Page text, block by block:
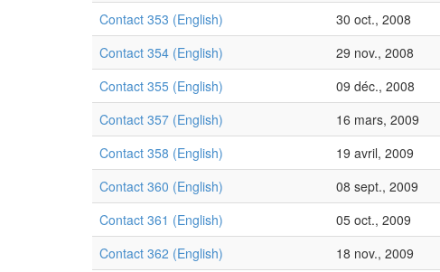
Contact 353 (English)
30 oct., 2008
Contact 354 (English)
29 nov., 2008
Contact 355 (English)
09 déc., 2008
Contact 357 (English)
16 mars, 2009
Contact 358 (English)
19 avril, 2009
Contact 360 (English)
08 sept., 2009
Contact 361 (English)
05 oct., 2009
Contact 362 (English)
18 nov., 2009